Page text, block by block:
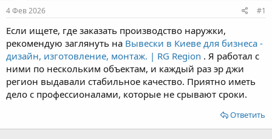
е
м
ы
л
4 Фев 2026 #1
Если ищете, где заказать производство наружки,
рекомендую заглянуть на Вывески в Киеве для бизнеса -
дизайн, изготовление, монтаж. | RG Region . Я работал с
ними по нескольким объектам, и каждый раз эр джи
регион выдавали стабильное качество. Приятно иметь
дело с профессионалами, которые не срывают сроки.
Ответить